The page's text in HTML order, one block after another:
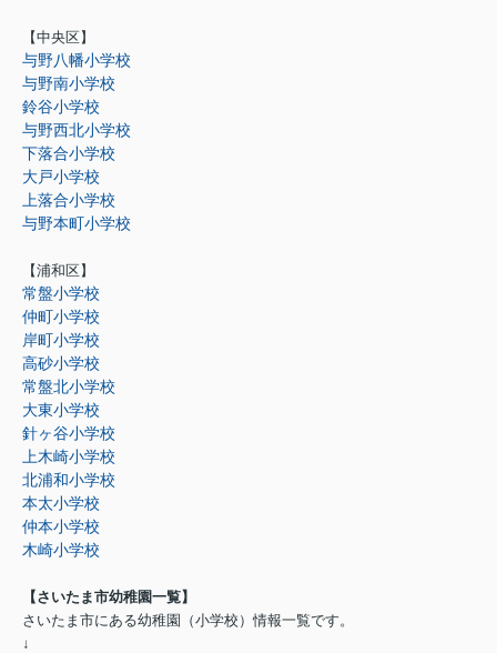
【中央区】
与野八幡小学校
与野南小学校
鈴谷小学校
与野西北小学校
下落合小学校
大戸小学校
上落合小学校
与野本町小学校
【浦和区】
常盤小学校
仲町小学校
岸町小学校
高砂小学校
常盤北小学校
大東小学校
針ヶ谷小学校
上木崎小学校
北浦和小学校
本太小学校
仲本小学校
木崎小学校
【さいたま市幼稚園一覧】
さいたま市にある幼稚園（小学校）情報一覧です。
↓